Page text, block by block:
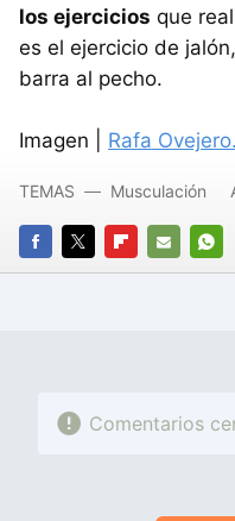
los ejercicios que
es el ejercicio de
barra al pecho.
Imagen | Rafa Ovejero.
FACEBOOK
TWITTERFLIPBOARD
E-
TEMAS Musculación
Comentarios